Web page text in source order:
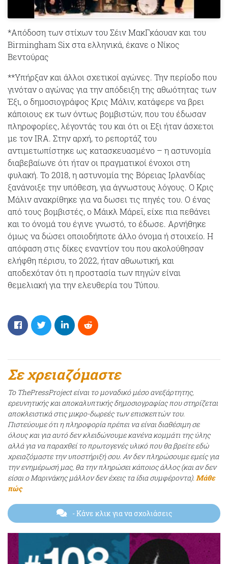
*Απόδοση των στίχων του Σέιν ΜακΓκάουαν και του
Birmingham Six στα ελληνικά, έκανε ο Νίκος
Βεντούρας
**Υπήρξαν και άλλοι σχετικοί αγώνες. Την περίοδο που
γινόταν ο αγώνας για την απόδειξη της αθωότητας των
Έξι, ο δημοσιογράφος Κρις Μάλιν, κατάφερε να βρει
κάποιους εκ των όντως βομβιστών, που του έδωσαν
πληροφορίες, λέγοντάς του και ότι οι Εξι ήταν άσχετοι
με τον IRA. Στην αρχή, το ρεπορτάζ του
αντιμετωπίστηκε ως κατασκευασμένο – η αστυνομία
διαβεβαίωνε ότι ήταν οι πραγματικοί ένοχοι στη
φυλακή. Το 2018, η αστυνομία της Βόρειας Ιρλανδίας
ξανάνοιξε την υπόθεση, για άγνωστους λόγους. Ο Κρις
Μάλιν ανακρίθηκε για να δωσει τις πηγές του. Ο ένας
από τους βομβιστές, ο Μάικλ Μάρεϊ, είχε πια πεθάνει
και το όνομά του έγινε γνωστό, το έδωσε. Αρνήθηκε
όμως να δώσει οποιοδήποτε άλλο όνομα ή στοιχείο. Η
απόφαση στις δίκες εναντίον του που ακολούθησαν
ελήφθη πέρισυ, το 2022, ήταν αθωωτική, και
αποδεχόταν ότι η προστασία των πηγών είναι
θεμελιακή για την ελευθερία του Τύπου.
Σε χρειαζόμαστε
Το ThePressProject είναι το μοναδικό μέσο ανεξάρτητης,
ερευνητικής και αποκαλυπτικής δημοσιογραφίας που στηρίζεται
αποκλειστικά στις μικρο-δωρεές των επισκεπτών του.
Πιστεύουμε ότι η πληροφορία πρέπει να είναι διαθέσιμη σε
όλους και για αυτό δεν κλειδώνουμε κανένα κομμάτι της ύλης
αλλά για να παραχθεί το πρωτογενές υλικό που θα βρείτε εδώ
χρειαζόμαστε την υποστήριξή σου. Αν δεν πληρώσουμε εμείς για
την ενημέρωσή μας, θα την πληρώσει κάποιος άλλος (και αν δεν
είσαι ο Μαρινάκης μάλλον δεν έχεις τα ίδια συμφέροντα). Μάθε
πώς
- Κάνε κλικ για να σχολιάσεις